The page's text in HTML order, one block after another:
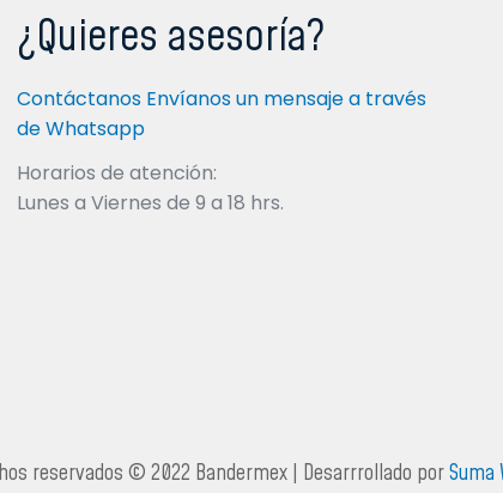
¿Quieres asesoría?
Contáctanos Envíanos un mensaje a través
de Whatsapp
Horarios de atención:
Lunes a Viernes de 9 a 18 hrs.
reservados © 2022 Bandermex | Desarrrollado porSuma